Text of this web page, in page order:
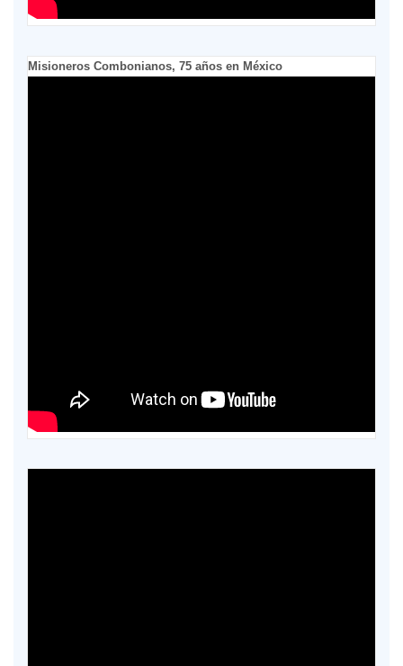
Misioneros Combonianos, 75 años en México